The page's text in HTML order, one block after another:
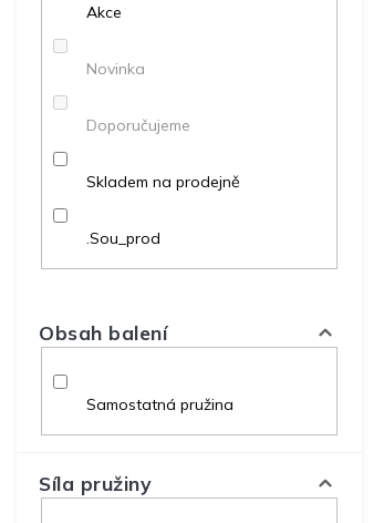
Akce
Novinka
Doporučujeme
Skladem na prodejně
.Sou_prod
Obsah balení
Samostatná pružina
Síla pružiny